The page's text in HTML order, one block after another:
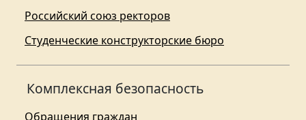
Российский союз ректоров
Студенческие конструкторские бюро
Комплексная безопасность
Обращения граждан